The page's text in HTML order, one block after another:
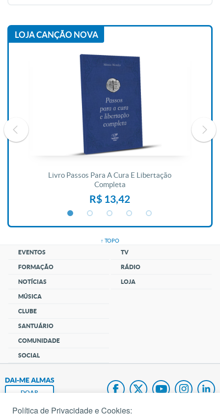
LOJA CANÇÃO NOVA
Livro Passos Para A Cura E Libertação
Completa
R$ 13,42
↑ TOPO
EVENTOS
FORMAÇÃO
NOTÍCIAS
MÚSICA
CLUBE
SANTUÁRIO
COMUNIDADE
SOCIAL
TV
RÁDIO
LOJA
DAI-ME ALMAS
DOAR
Política de Privacidade e Cookies: